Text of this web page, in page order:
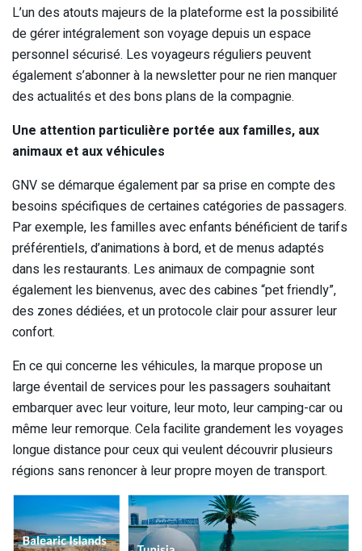
L’un des atouts majeurs de la plateforme est la possibilité
de gérer intégralement son voyage depuis un espace
personnel sécurisé. Les voyageurs réguliers peuvent
également s’abonner à la newsletter pour ne rien manquer
des actualités et des bons plans de la compagnie.
Une attention particulière portée aux familles, aux
animaux et aux véhicules
GNV se démarque également par sa prise en compte des
besoins spécifiques de certaines catégories de passagers.
Par exemple, les familles avec enfants bénéficient de tarifs
préférentiels, d’animations à bord, et de menus adaptés
dans les restaurants. Les animaux de compagnie sont
également les bienvenus, avec des cabines “pet friendly”,
des zones dédiées, et un protocole clair pour assurer leur
confort.
En ce qui concerne les véhicules, la marque propose un
large éventail de services pour les passagers souhaitant
embarquer avec leur voiture, leur moto, leur camping-car ou
même leur remorque. Cela facilite grandement les voyages
longue distance pour ceux qui veulent découvrir plusieurs
régions sans renoncer à leur propre moyen de transport.